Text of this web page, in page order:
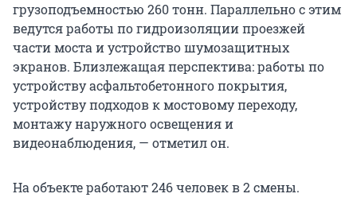
грузоподъемностью 260 тонн. Параллельно с этим
ведутся работы по гидроизоляции проезжей
части моста и устройство шумозащитных
экранов. Близлежащая перспектива: работы по
устройству асфальтобетонного покрытия,
устройству подходов к мостовому переходу,
монтажу наружного освещения и
видеонаблюдения, — отметил он.
На объекте работают 246 человек в 2 смены.